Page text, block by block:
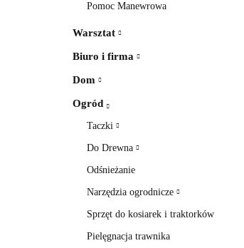
Pomoc Manewrowa
Warsztat
Biuro i firma
Dom
Ogród
Taczki
Do Drewna
Odśnieżanie
Narzędzia ogrodnicze
Sprzęt do kosiarek i traktorków
Pielęgnacja trawnika